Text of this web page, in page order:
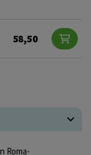
58,50
Roma-